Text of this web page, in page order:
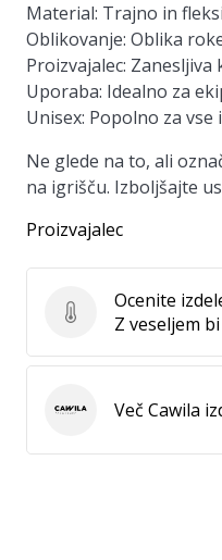
Material: Trajno in
Oblikovanje: Oblika
Proizvajalec: Zanesljiva
Uporaba: Idealno za
Unisex: Popolno za vse
Ne glede na to, ali
na igrišču. Izboljšajte
Proizvajalec
Ocenite izdelek
Ocenite
Z veseljem
CawilaVeč Cawila